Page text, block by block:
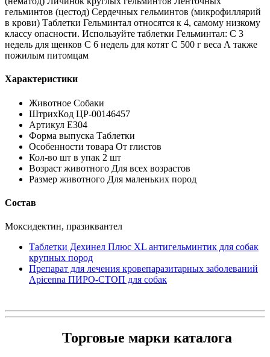
гельминтов (цестод) Сердечных гельминтов (микрофиллярий
в крови) Таблетки Гельминтал относятся к 4, самому низкому
классу опасности. Используйте таблетки Гельминтал: С 3
недель для щенков С 6 недель для котят С 500 г веса А также
пожилым питомцам
Характеристики
Животное Собаки
ШтрихКод ЦР-00146457
Артикул Е304
Форма выпуска Таблетки
Особенности товара От глистов
Кол-во шт в упак 2 шт
Возраст животного Для всех возрастов
Размер животного Для маленьких пород
Состав
Моксидектин, празиквантел
Таблетки Дехинел Плюс XL антигельминтик для собак
крупных пород
Препарат для лечения кровепаразитарных заболеваний
Apicenna ПИРО-СТОП для собак
Торговые марки каталога